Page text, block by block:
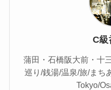
C級
蒲田・石橋阪大前・十
巡り/銭湯/温泉/旅/まち
Tokyo/